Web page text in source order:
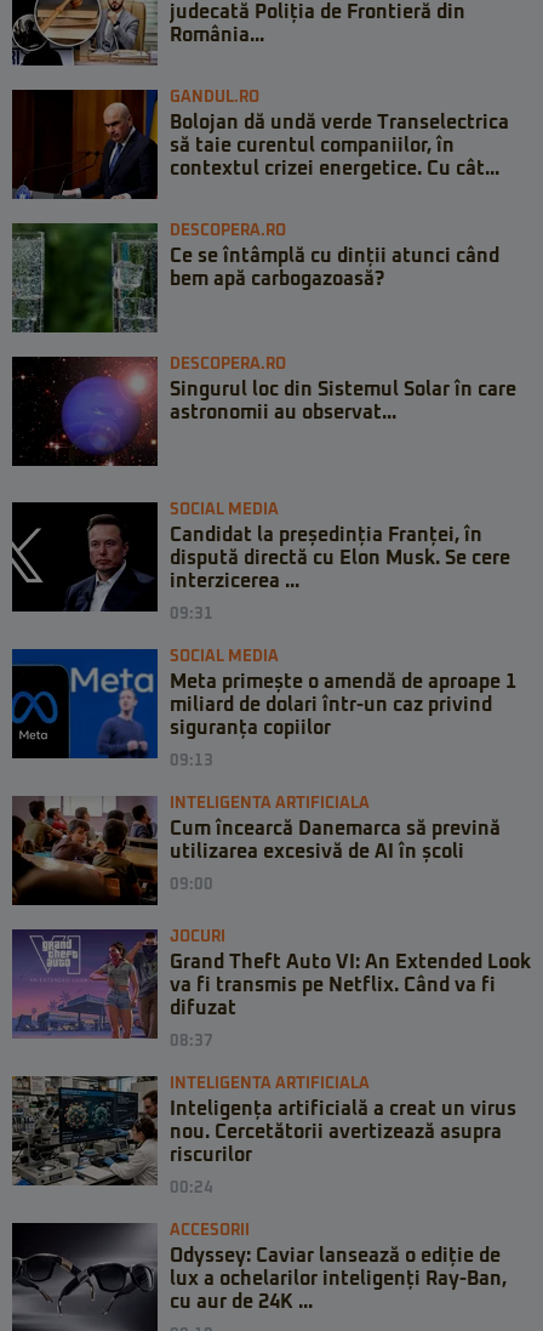
judecată Poliția de Frontieră din
România...
GANDUL.RO
Bolojan dă undă verde Transelectrica
să taie curentul companiilor, în
contextul crizei energetice. Cu cât...
DESCOPERA.RO
Ce se întâmplă cu dinții atunci când
bem apă carbogazoasă?
DESCOPERA.RO
Singurul loc din Sistemul Solar în care
astronomii au observat...
SOCIAL MEDIA
Candidat la președinția Franței, în
dispută directă cu Elon Musk. Se cere
interzicerea ...
09:31
SOCIAL MEDIA
Meta primește o amendă de aproape 1
miliard de dolari într-un caz privind
siguranța copiilor
09:13
INTELIGENTA ARTIFICIALA
Cum încearcă Danemarca să prevină
utilizarea excesivă de AI în școli
09:00
JOCURI
Grand Theft Auto VI: An Extended Look
va fi transmis pe Netflix. Când va fi
difuzat
08:37
INTELIGENTA ARTIFICIALA
Inteligența artificială a creat un virus
nou. Cercetătorii avertizează asupra
riscurilor
00:24
ACCESORII
Odyssey: Caviar lansează o ediție de
lux a ochelarilor inteligenți Ray-Ban,
cu aur de 24K ...